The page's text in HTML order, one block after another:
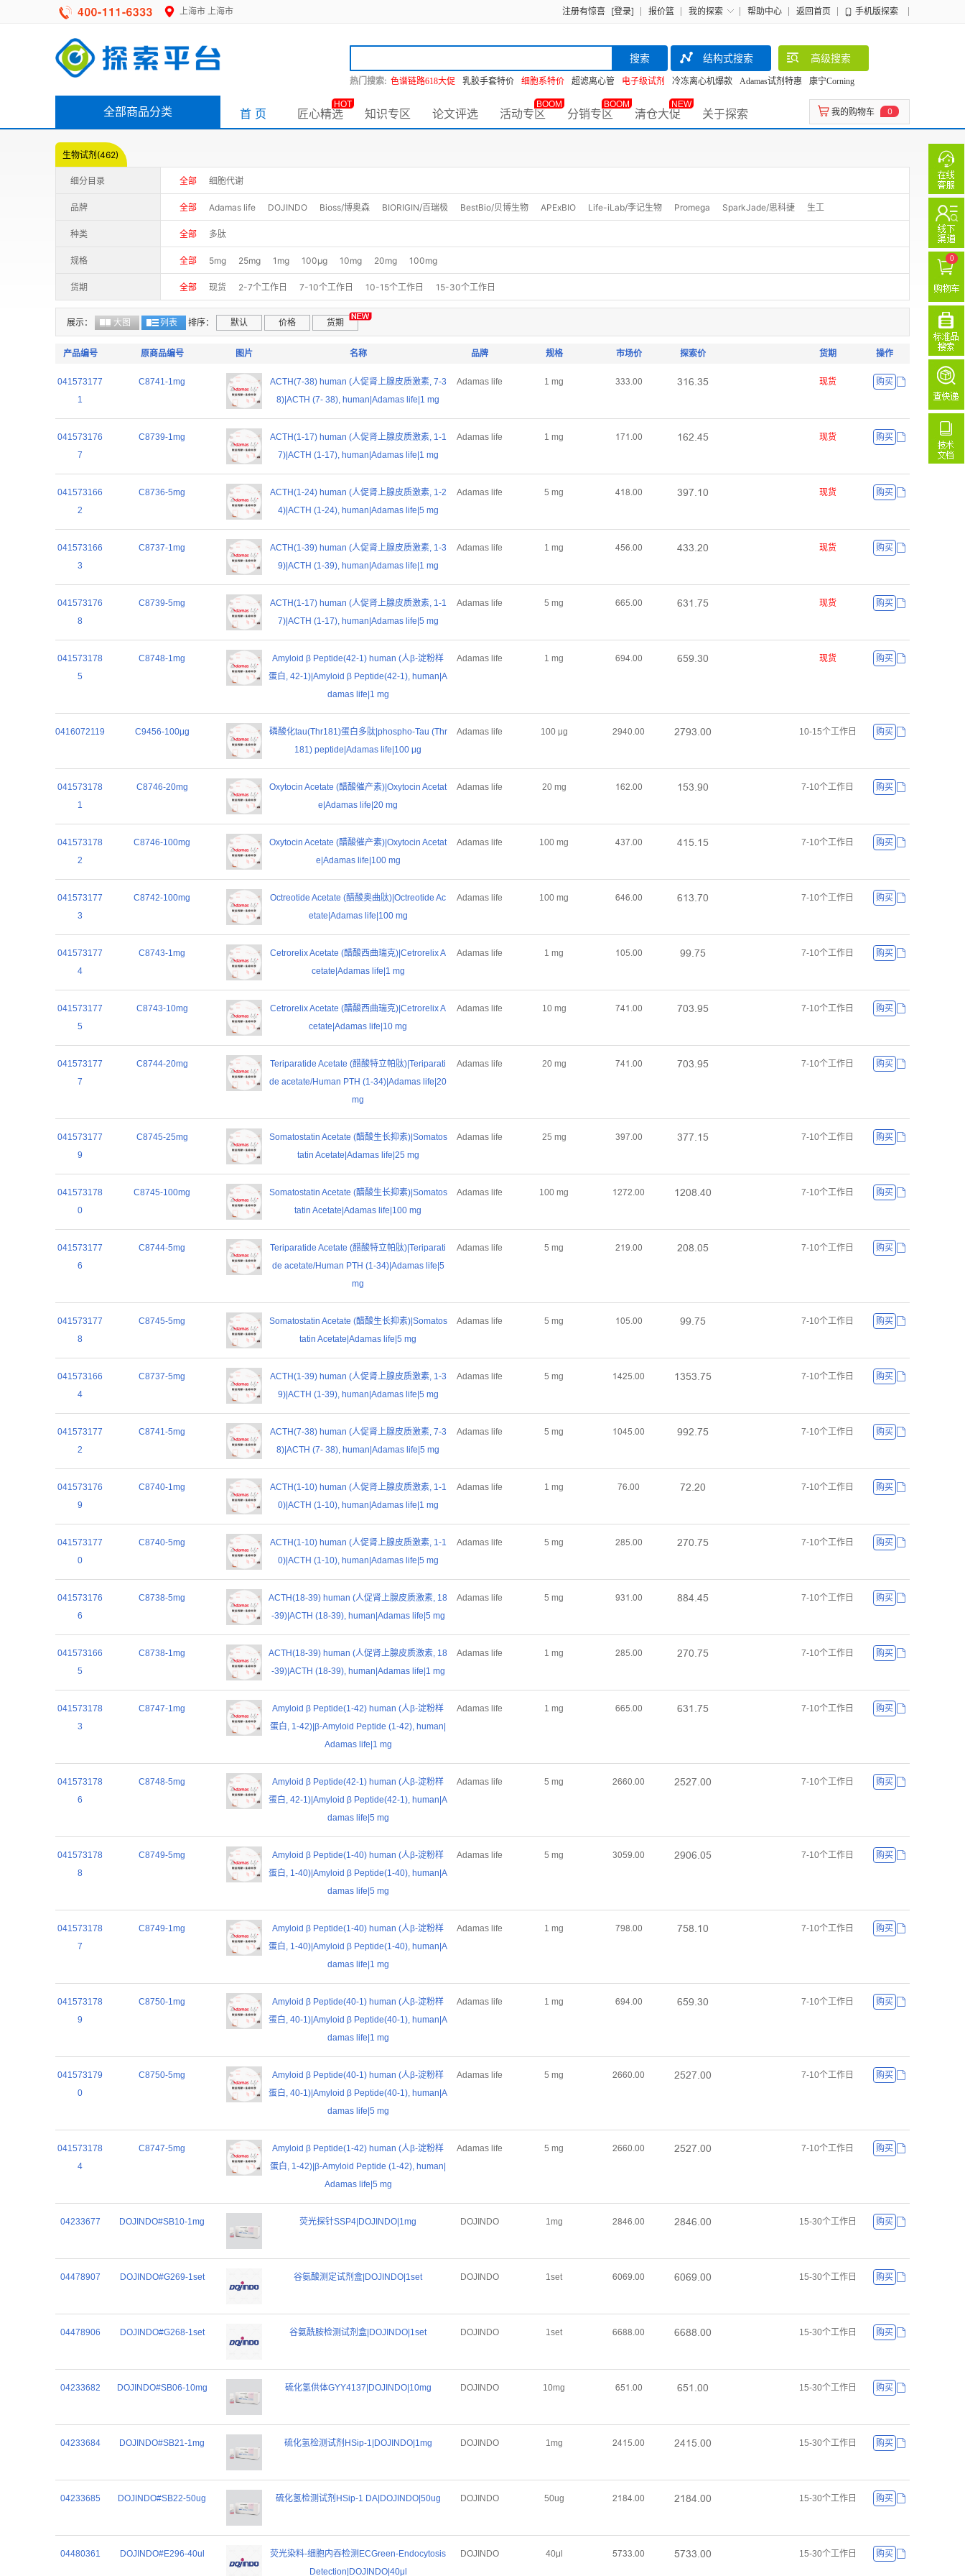
上海市 上海市 注册有惊喜 [登录] 报价篮 我的探索 帮助中心 返回首页 手机版探索
搜索 结构式搜索 高级搜索
热门搜索: 色谱链路618大促 乳胶手套特价 细胞系特价 超滤离心管 电子级试剂 冷冻离心机爆款 Adamas试剂特惠 康宁Corning
全部商品分类 首 页 匠心精选
HOT
知识专区 论文评选 活动专区
BOOM
分销专区
BOOM
清仓大促
NEW
关于探索 我的购物车 0
生物试剂(462)
细分目录 全部 细胞代谢
品牌 全部 Adamas life DOJINDO Bioss/博奥森 BIORIGIN/百瑞极 BestBio/贝博生物 APExBIO Life-iLab/李记生物 Promega SparkJade/思科捷 生工
种类 全部 多肽
规格 全部 5mg 25mg 1mg 100μg 10mg 20mg 100mg
货期 全部 现货 2-7个工作日 7-10个工作日 10-15个工作日 15-30个工作日
展示： 大图 列表 排序： 默认 价格 货期
产品编号 原商品编号 图片 名称 品牌 规格 市场价 探索价 货期 操作
041573177
1
C8741-1mg
ACTH(7-38) human (人促肾上腺皮质激素, 7-3
8)|ACTH (7- 38), human|Adamas life|1 mg
Adamas life 1 mg ŁŁŁŤřř ŁǝƧŤŁœ 现货 购买
041573176
7
C8739-1mg
ACTH(1-17) human (人促肾上腺皮质激素, 1-1
7)|ACTH (1-17), human|Adamas life|1 mg
Adamas life 1 mg ǝƚǝŤřř ǝƧſŤȂœ 现货 购买
041573166
2
C8736-5mg
ACTH(1-24) human (人促肾上腺皮质激素, 1-2
4)|ACTH (1-24), human|Adamas life|5 mg
Adamas life 5 mg ȂǝȬŤřř ŁůƚŤǝř 现货 购买
041573166
3
C8737-1mg
ACTH(1-39) human (人促肾上腺皮质激素, 1-3
9)|ACTH (1-39), human|Adamas life|1 mg
Adamas life 1 mg ȂœƧŤřř ȂŁŁŤſř 现货 购买
041573176
8
C8739-5mg
ACTH(1-17) human (人促肾上腺皮质激素, 1-1
7)|ACTH (1-17), human|Adamas life|5 mg
Adamas life 5 mg ƧƧœŤřř ƧŁǝŤƚœ 现货 购买
041573178
5
C8748-1mg
Amyloid β Peptide(42-1) human (人β-淀粉样
蛋白, 42-1)|Amyloid β Peptide(42-1), human|A
damas life|1 mg
Adamas life 1 mg ƧůȂŤřř ƧœůŤŁř 现货 购买
0416072119 C9456-100μg
磷酸化tau(Thr181)蛋白多肽|phospho-Tau (Thr
181) peptide|Adamas life|100 μg
Adamas life 100 μg ſůȂřŤřř ſƚůŁŤřř 10-15个工作日 购买
041573178
1
C8746-20mg
Oxytocin Acetate (醋酸催产素)|Oxytocin Acetat
e|Adamas life|20 mg
Adamas life 20 mg ǝƧſŤřř ǝœŁŤůř 7-10个工作日 购买
041573178
2
C8746-100mg
Oxytocin Acetate (醋酸催产素)|Oxytocin Acetat
e|Adamas life|100 mg
Adamas life 100 mg ȂŁƚŤřř ȂǝœŤǝœ 7-10个工作日 购买
041573177
3
C8742-100mg
Octreotide Acetate (醋酸奥曲肽)|Octreotide Ac
etate|Adamas life|100 mg
Adamas life 100 mg ƧȂƧŤřř ƧǝŁŤƚř 7-10个工作日 购买
041573177
4
C8743-1mg
Cetrorelix Acetate (醋酸西曲瑞克)|Cetrorelix A
cetate|Adamas life|1 mg
Adamas life 1 mg ǝřœŤřř ůůŤƚœ 7-10个工作日 购买
041573177
5
C8743-10mg
Cetrorelix Acetate (醋酸西曲瑞克)|Cetrorelix A
cetate|Adamas life|10 mg
Adamas life 10 mg ƚȂǝŤřř ƚřŁŤůœ 7-10个工作日 购买
041573177
7
C8744-20mg
Teriparatide Acetate (醋酸特立帕肽)|Teriparati
de acetate/Human PTH (1-34)|Adamas life|20
mg
Adamas life 20 mg ƚȂǝŤřř ƚřŁŤůœ 7-10个工作日 购买
041573177
9
C8745-25mg
Somatostatin Acetate (醋酸生长抑素)|Somatos
tatin Acetate|Adamas life|25 mg
Adamas life 25 mg ŁůƚŤřř ŁƚƚŤǝœ 7-10个工作日 购买
041573178
0
C8745-100mg
Somatostatin Acetate (醋酸生长抑素)|Somatos
tatin Acetate|Adamas life|100 mg
Adamas life 100 mg ǝſƚſŤřř ǝſřȬŤȂř 7-10个工作日 购买
041573177
6
C8744-5mg
Teriparatide Acetate (醋酸特立帕肽)|Teriparati
de acetate/Human PTH (1-34)|Adamas life|5
mg
Adamas life 5 mg ſǝůŤřř ſřȬŤřœ 7-10个工作日 购买
041573177
8
C8745-5mg
Somatostatin Acetate (醋酸生长抑素)|Somatos
tatin Acetate|Adamas life|5 mg
Adamas life 5 mg ǝřœŤřř ůůŤƚœ 7-10个工作日 购买
041573166
4
C8737-5mg
ACTH(1-39) human (人促肾上腺皮质激素, 1-3
9)|ACTH (1-39), human|Adamas life|5 mg
Adamas life 5 mg ǝȂſœŤřř ǝŁœŁŤƚœ 7-10个工作日 购买
041573177
2
C8741-5mg
ACTH(7-38) human (人促肾上腺皮质激素, 7-3
8)|ACTH (7- 38), human|Adamas life|5 mg
Adamas life 5 mg ǝřȂœŤřř ůůſŤƚœ 7-10个工作日 购买
041573176
9
C8740-1mg
ACTH(1-10) human (人促肾上腺皮质激素, 1-1
0)|ACTH (1-10), human|Adamas life|1 mg
Adamas life 1 mg ƚƧŤřř ƚſŤſř 7-10个工作日 购买
041573177
0
C8740-5mg
ACTH(1-10) human (人促肾上腺皮质激素, 1-1
0)|ACTH (1-10), human|Adamas life|5 mg
Adamas life 5 mg ſȬœŤřř ſƚřŤƚœ 7-10个工作日 购买
041573176
6
C8738-5mg
ACTH(18-39) human (人促肾上腺皮质激素, 18
-39)|ACTH (18-39), human|Adamas life|5 mg
Adamas life 5 mg ůŁǝŤřř ȬȬȂŤȂœ 7-10个工作日 购买
041573166
5
C8738-1mg
ACTH(18-39) human (人促肾上腺皮质激素, 18
-39)|ACTH (18-39), human|Adamas life|1 mg
Adamas life 1 mg ſȬœŤřř ſƚřŤƚœ 7-10个工作日 购买
041573178
3
C8747-1mg
Amyloid β Peptide(1-42) human (人β-淀粉样
蛋白, 1-42)|β-Amyloid Peptide (1-42), human|
Adamas life|1 mg
Adamas life 1 mg ƧƧœŤřř ƧŁǝŤƚœ 7-10个工作日 购买
041573178
6
C8748-5mg
Amyloid β Peptide(42-1) human (人β-淀粉样
蛋白, 42-1)|Amyloid β Peptide(42-1), human|A
damas life|5 mg
Adamas life 5 mg ſƧƧřŤřř ſœſƚŤřř 7-10个工作日 购买
041573178
8
C8749-5mg
Amyloid β Peptide(1-40) human (人β-淀粉样
蛋白, 1-40)|Amyloid β Peptide(1-40), human|A
damas life|5 mg
Adamas life 5 mg ŁřœůŤřř ſůřƧŤřœ 7-10个工作日 购买
041573178
7
C8749-1mg
Amyloid β Peptide(1-40) human (人β-淀粉样
蛋白, 1-40)|Amyloid β Peptide(1-40), human|A
damas life|1 mg
Adamas life 1 mg ƚůȬŤřř ƚœȬŤǝř 7-10个工作日 购买
041573178
9
C8750-1mg
Amyloid β Peptide(40-1) human (人β-淀粉样
蛋白, 40-1)|Amyloid β Peptide(40-1), human|A
damas life|1 mg
Adamas life 1 mg ƧůȂŤřř ƧœůŤŁř 7-10个工作日 购买
041573179
0
C8750-5mg
Amyloid β Peptide(40-1) human (人β-淀粉样
蛋白, 40-1)|Amyloid β Peptide(40-1), human|A
damas life|5 mg
Adamas life 5 mg ſƧƧřŤřř ſœſƚŤřř 7-10个工作日 购买
041573178
4
C8747-5mg
Amyloid β Peptide(1-42) human (人β-淀粉样
蛋白, 1-42)|β-Amyloid Peptide (1-42), human|
Adamas life|5 mg
Adamas life 5 mg ſƧƧřŤřř ſœſƚŤřř 7-10个工作日 购买
04233677 DOJINDO#SB10-1mg 荧光探针SSP4|DOJINDO|1mg DOJINDO 1mg ſȬȂƧŤřř ſȬȂƧŤřř 15-30个工作日 购买
04478907 DOJINDO#G269-1set 谷氨酸测定试剂盒|DOJINDO|1set DOJINDO 1set ƧřƧůŤřř ƧřƧůŤřř 15-30个工作日 购买
04478906 DOJINDO#G268-1set 谷氨酰胺检测试剂盒|DOJINDO|1set DOJINDO 1set ƧƧȬȬŤřř ƧƧȬȬŤřř 15-30个工作日 购买
04233682 DOJINDO#SB06-10mg 硫化氢供体GYY4137|DOJINDO|10mg DOJINDO 10mg ƧœǝŤřř ƧœǝŤřř 15-30个工作日 购买
04233684 DOJINDO#SB21-1mg 硫化氢检测试剂HSip-1|DOJINDO|1mg DOJINDO 1mg ſȂǝœŤřř ſȂǝœŤřř 15-30个工作日 购买
04233685 DOJINDO#SB22-50ug 硫化氢检测试剂HSip-1 DA|DOJINDO|50ug DOJINDO 50ug ſǝȬȂŤřř ſǝȬȂŤřř 15-30个工作日 购买
04480361 DOJINDO#E296-40ul
荧光染料-细胞内吞检测ECGreen-Endocytosis
Detection|DOJINDO|40μl
DOJINDO 40μl œƚŁŁŤřř œƚŁŁŤřř 15-30个工作日 购买
0